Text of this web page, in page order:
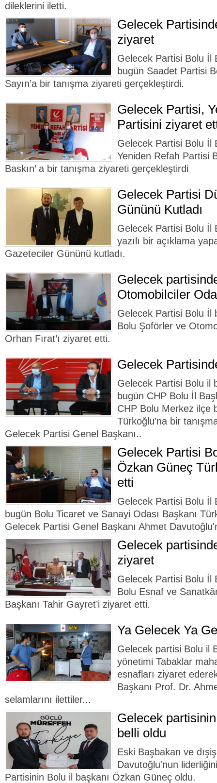
dileklerini iletti.
Gelecek
ziyaret
Gelecek Partisi Bolu İl
bugün Saadet Partisi
Sayın’a bir tanışma ziyareti gerçekleştirdi.
Gelecek Partisi,
Partisini ziyaret
Gelecek Partisi Bolu İl
Yeniden Refah Partisi
Baskın’ a bir tanışma ziyareti gerçekleştirdi
Gelecek Partisi
Gününü Kutladı
Gelecek Partisi Bolu İl
yazılı bir açıklama
Gazeteciler Gününü kutladı.
Gelecek
Otomobilciler
Gelecek Partisi Bolu İl
Bolu Şoförler ve
Orhan Fırat’ı ziyaret etti.
Gelecek
Gelecek Partisi Bolu il
bugün CHP Bolu İl
CHP Bolu Merkez ilçe
Türkoğlu’na bir
Gelecek Partisi Genel Başkanı..
Gelecek Partisi
Özkan Güneç
etti
Gelecek Partisi Bolu İl
bugün Bolu Ticaret ve Sanayi Odası Başkanı
Gelecek Partisi Genel Başkanı Ahmet
Gelecek
ziyaret
Gelecek Partisi Bolu İl
Bolu Esnaf ve
Başkanı Tahir Gayret’i ziyaret etti.
Ya Gelecek Ya
Gelecek partisi Bolu il
yönetimi Tabaklar
esnafları ziyaret
Başkanı Prof. Dr.
selamlarını ilettiler...
Gelecek
belli oldu
Eski Başbakan ve
Davutoğlu'nun
Partisinin Bolu il başkanı Özkan Güneç oldu.